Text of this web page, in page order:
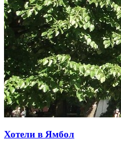
Хотели в Ямбол